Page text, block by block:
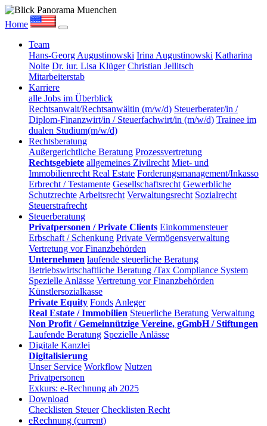
Home
Team
Hans-Georg Augustinowski Irina Augustinowski Katharina
Nolte Dr. iur. Lisa Klüger Christian Jellitsch
Mitarbeiterstab
Karriere
alle Jobs im Überblick
Rechtsanwalt/Rechtsanwältin (m/w/d) Steuerberater/in /
Diplom-Finanzwirt/in / Steuerfachwirt/in (m/w/d) Trainee im
dualen Studium(m/w/d)
Rechtsberatung
Außergerichtliche Beratung Prozessvertretung
Rechtsgebiete allgemeines Zivilrecht Miet- und
Immobilienrecht Real Estate Forderungsmanagement/Inkasso
Erbrecht / Testamente Gesellschaftsrecht Gewerbliche
Schutzrechte Arbeitsrecht Verwaltungsrecht Sozialrecht
Steuerstrafrecht
Steuerberatung
Privatpersonen / Private Clients Einkommensteuer
Erbschaft / Schenkung Private Vermögensverwaltung
Vertretung vor Finanzbehörden
Unternehmen laufende steuerliche Beratung
Betriebswirtschaftliche Beratung /Tax Compliance System
Spezielle Anlässe Vertretung vor Finanzbehörden
Künstlersozialkasse
Private Equity Fonds Anleger
Real Estate / Immobilien Steuerliche Beratung Verwaltung
Non Profit / Gemeinnützige Vereine, gGmbH / Stiftungen
Laufende Beratung Spezielle Anlässe
Digitale Kanzlei
Digitalisierung
Unser Service Workflow Nutzen
Privatpersonen
Exkurs: e-Rechnung ab 2025
Download
Checklisten Steuer Checklisten Recht
eRechnung (current)